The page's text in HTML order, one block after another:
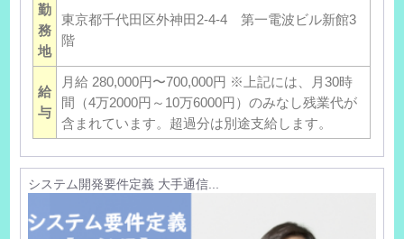
勤
務
地
東京都千代田区外神田2-4-4 第一電波ビル新館3
階
給
与
月給 280,000円〜700,000円 ※上記には、月30時
間（4万2000円～10万6000円）のみなし残業代が
含まれています。超過分は別途支給します。
システム開発要件定義 大手通信...